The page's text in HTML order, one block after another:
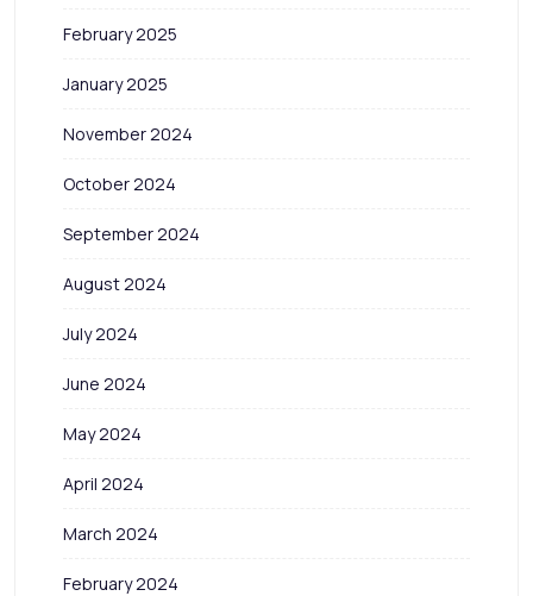
February 2025
January 2025
November 2024
October 2024
September 2024
August 2024
July 2024
June 2024
May 2024
April 2024
March 2024
February 2024